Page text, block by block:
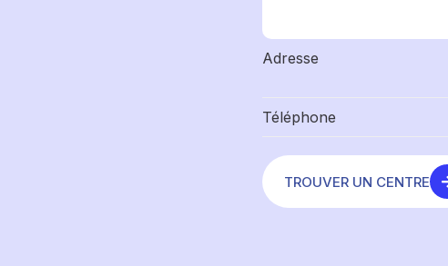
Adresse
Téléphone
TROUVER UN CENTRE